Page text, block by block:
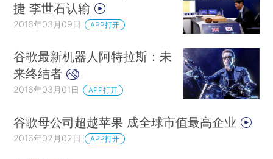
捷 李世石认输
2016年03月09日 APP打开
谷歌最新机器人阿特拉斯：未
来终结者
2016年03月01日 APP打开
谷歌母公司超越苹果 成全球市值最高企业
2016年02月02日 APP打开